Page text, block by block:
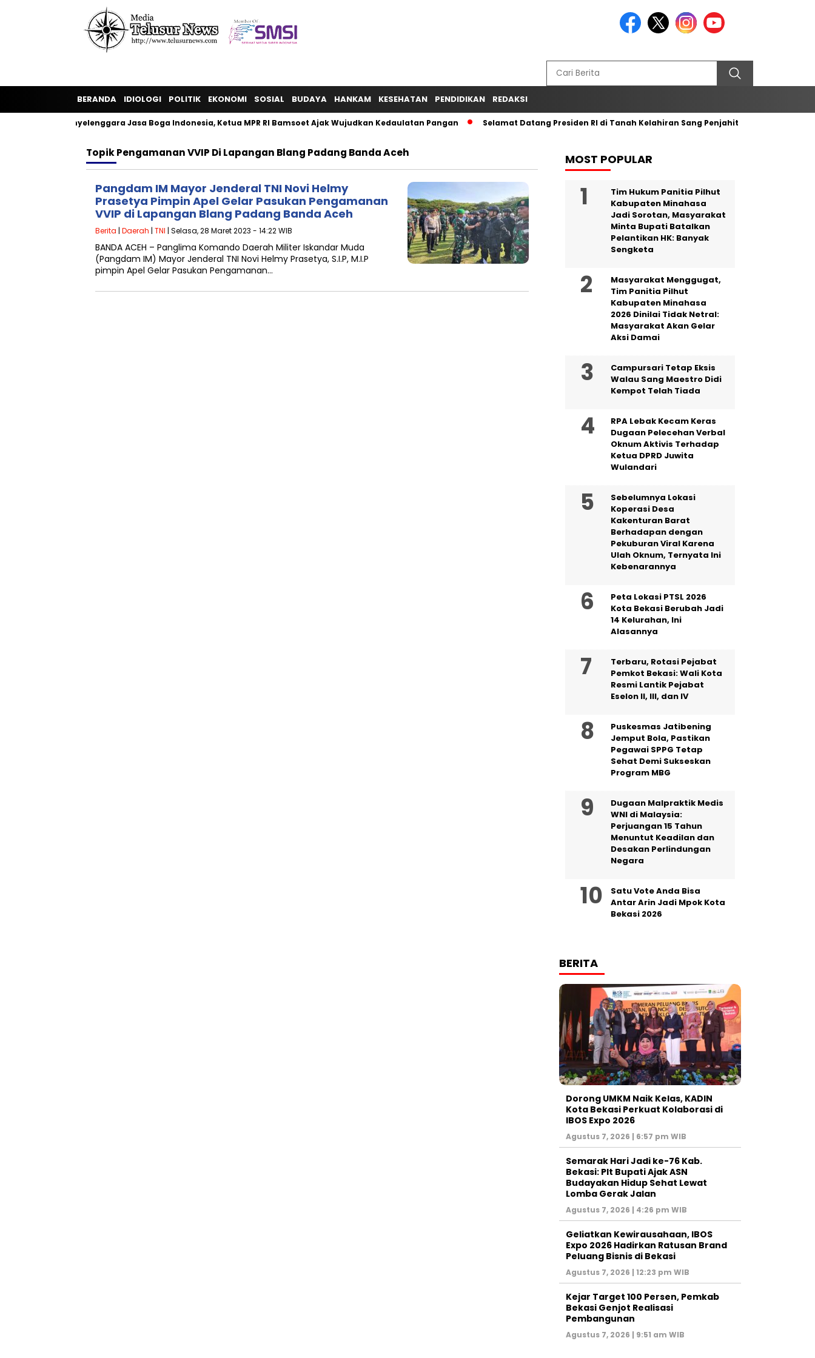
BERANDA IDIOLOGI POLITIK EKONOMI SOSIAL BUDAYA HANKAM KESEHATAN PENDIDIKAN REDAKSI
Penyelenggara Jasa Boga Indonesia, Ketua MPR RI Bamsoet Ajak Wujudkan Kedaulatan Pangan Selamat Datang Presiden RI di Tanah Kelahiran Sang Penjahit Bendera Merah Putih
TopikPengamanan VVIP Di Lapangan Blang Padang Banda Aceh
Pangdam IM Mayor Jenderal TNI Novi Helmy
Prasetya Pimpin Apel Gelar Pasukan Pengamanan
VVIP di Lapangan Blang Padang Banda Aceh
Berita | Daerah | TNI | Selasa, 28 Maret 2023 - 14:22 WIB
BANDA ACEH – Panglima Komando Daerah Militer Iskandar Muda
(Pangdam IM) Mayor Jenderal TNI Novi Helmy Prasetya, S.I.P, M.I.P
pimpin Apel Gelar Pasukan Pengamanan…
MOST POPULAR
Tim Hukum Panitia Pilhut
Kabupaten Minahasa
Jadi Sorotan, Masyarakat
Minta Bupati Batalkan
Pelantikan HK: Banyak
Sengketa
Masyarakat Menggugat,
Tim Panitia Pilhut
Kabupaten Minahasa
2026 Dinilai Tidak Netral:
Masyarakat Akan Gelar
Aksi Damai
Campursari Tetap Eksis
Walau Sang Maestro Didi
Kempot Telah Tiada
RPA Lebak Kecam Keras
Dugaan Pelecehan Verbal
Oknum Aktivis Terhadap
Ketua DPRD Juwita
Wulandari
Sebelumnya Lokasi
Koperasi Desa
Kakenturan Barat
Berhadapan dengan
Pekuburan Viral Karena
Ulah Oknum, Ternyata Ini
Kebenarannya
Peta Lokasi PTSL 2026
Kota Bekasi Berubah Jadi
14 Kelurahan, Ini
Alasannya
‎Terbaru, Rotasi Pejabat
Pemkot Bekasi: Wali Kota
Resmi Lantik Pejabat
Eselon II, III, dan IV ‎
Puskesmas Jatibening
Jemput Bola, Pastikan
Pegawai SPPG Tetap
Sehat Demi Sukseskan
Program MBG
‎Dugaan Malpraktik Medis
WNI di Malaysia:
Perjuangan 15 Tahun
Menuntut Keadilan dan
Desakan Perlindungan
Negara
Satu Vote Anda Bisa
Antar Arin Jadi Mpok Kota
Bekasi 2026
BERITA
Dorong UMKM Naik Kelas, KADIN
Kota Bekasi Perkuat Kolaborasi di
IBOS Expo 2026
Agustus 7, 2026 | 6:57 pm WIB
‎Semarak Hari Jadi ke-76 Kab.
Bekasi: Plt Bupati Ajak ASN
Budayakan Hidup Sehat Lewat
Lomba Gerak Jalan
Agustus 7, 2026 | 4:26 pm WIB
‎Geliatkan Kewirausahaan, IBOS
Expo 2026 Hadirkan Ratusan Brand
Peluang Bisnis di Bekasi
Agustus 7, 2026 | 12:23 pm WIB
Kejar Target 100 Persen, Pemkab
Bekasi Genjot Realisasi
Pembangunan
Agustus 7, 2026 | 9:51 am WIB